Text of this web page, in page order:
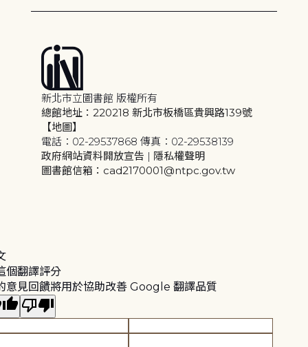
新北市立圖書館 版權所有
總館地址：220218 新北市板橋區貴興路139號
【地圖】
電話：02-29537868 傳真：02-29538139
政府網站資料開放宣告 | 隱私權聲明
圖書館信箱：cad2170001@ntpc.gov.tw
個翻譯評分
意見回饋將用於協助改善 Google 翻譯品質